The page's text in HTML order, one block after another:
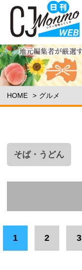
HOME グルメ
そば・うどん
エリア
二本松市
1 2 3